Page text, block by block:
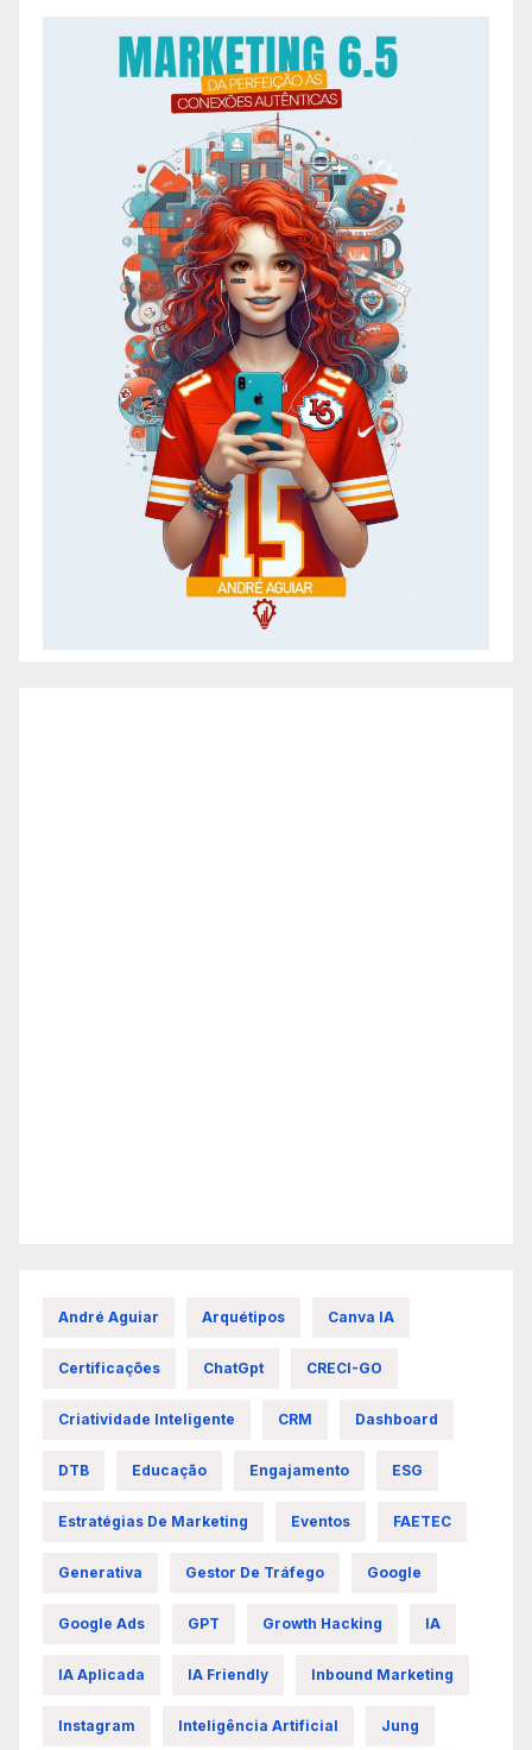
André Aguiar Arquétipos Canva IA
Certificações ChatGpt CRECI-GO
Criatividade Inteligente CRM Dashboard
DTB Educação Engajamento ESG
Estratégias De Marketing Eventos FAETEC
Generativa Gestor De Tráfego Google
Google Ads GPT Growth Hacking IA
IA Aplicada IA Friendly Inbound Marketing
Instagram Inteligência Artificial Jung